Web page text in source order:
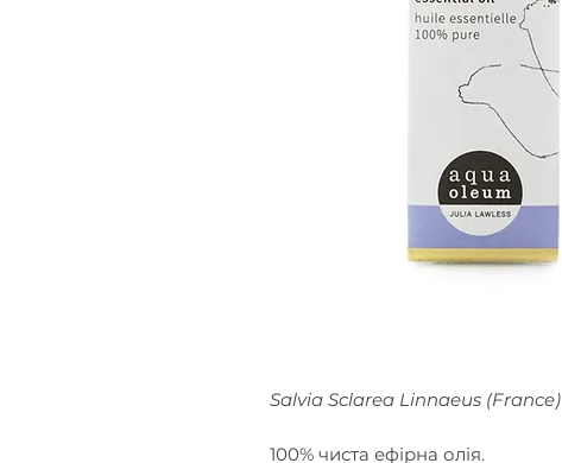
Salvia Sclarea Linnaeus (France)
100% чиста ефірна олія.